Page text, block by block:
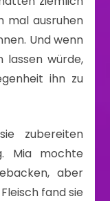
mal ausruhen
Und wenn
lassen würde,
ihn zu
zubereiten
Mia mochte
aber
fand sie